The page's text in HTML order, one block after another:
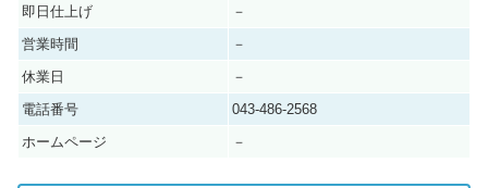
即日仕上げ
－
営業時間
－
休業日
－
電話番号
043-486-2568
ホームページ
－